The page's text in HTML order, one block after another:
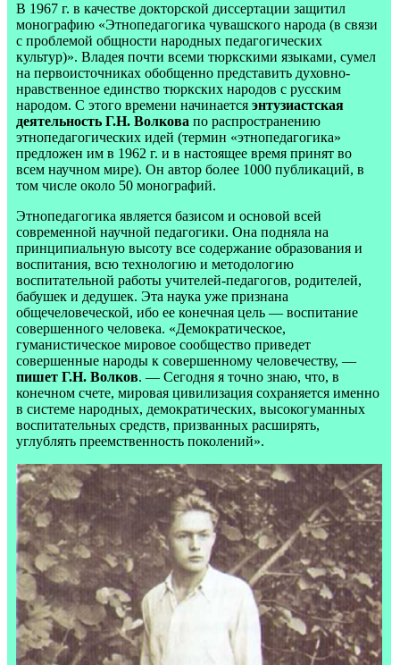
В 1967 г. в качестве докторской диссертации защитил
монографию «Этнопедагогика чувашского народа (в связи
с проблемой общности народных педагогических
культур)». Владея почти всеми тюркскими языками, сумел
на первоисточниках обобщенно представить духовно-
нравственное единство тюркских народов с русским
народом. С этого времени начинается энтузиастская
деятельность Г.Н. Волкова по распространению
этнопедагогических идей (термин «этнопедагогика»
предложен им в 1962 г. и в настоящее время принят во
всем научном мире). Он автор более 1000 публикаций, в
том числе около 50 монографий.
Этнопедагогика является базисом и основой всей
современной научной педагогики. Она подняла на
принципиальную высоту все содержание образования и
воспитания, всю технологию и методологию
воспитательной работы учителей-педагогов, родителей,
бабушек и дедушек. Эта наука уже признана
общечеловеческой, ибо ее конечная цель — воспитание
совершенного человека. «Демократическое,
гуманистическое мировое сообщество приведет
совершенные народы к совершенному человечеству, —
пишет Г.Н. Волков. — Сегодня я точно знаю, что, в
конечном счете, мировая цивилизация сохраняется именно
в системе народных, демократических, высокогуманных
воспитательных средств, призванных расширять,
углублять преемственность поколений».